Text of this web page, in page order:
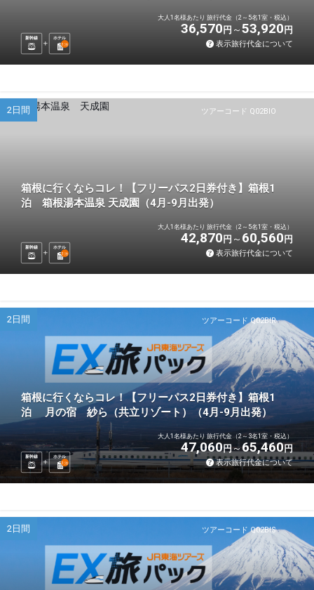
新幹線
ホテル
1 泊
大人1名様あたり 旅行代金（2～5名1室・税込）
36,570 円 53,920 円
表示旅行代金について
ツアーコード Q02BIO
2日間
箱根に行くならコレ！【フリーパス2日券付き】箱根1
泊 箱根湯本温泉 天成園（4月-9月出発）
新幹線
ホテル
1 泊
大人1名様あたり 旅行代金（2～5名1室・税込）
42,870 円 60,560 円
表示旅行代金について
ツアーコード Q02BIR
2日間
箱根に行くならコレ！【フリーパス2日券付き】箱根1
泊 月の宿 紗ら（共立リゾート）（4月-9月出発）
新幹線
ホテル
1 泊
大人1名様あたり 旅行代金（2～3名1室・税込）
47,060円 65,460円
表示旅行代金について
ツアーコード Q02BIS
2日間